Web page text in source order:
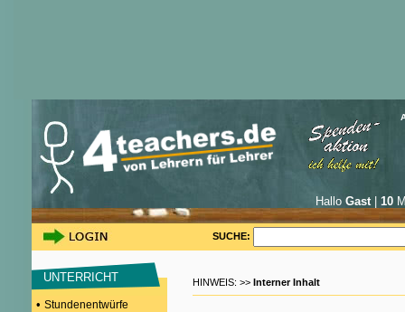
Hallo Gast| 10
SUCHE:
UNTERRICHT
• Stundenentwürfe
HINWEIS: >> Interner Inhalt